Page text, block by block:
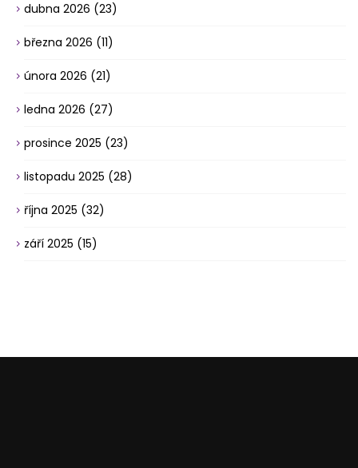
dubna 2026 (23)
března 2026 (11)
února 2026 (21)
ledna 2026 (27)
prosince 2025 (23)
listopadu 2025 (28)
října 2025 (32)
září 2025 (15)